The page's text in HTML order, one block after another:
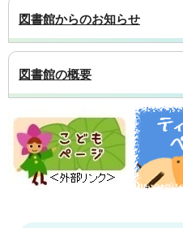
図書館からのお知らせ
図書館の概要